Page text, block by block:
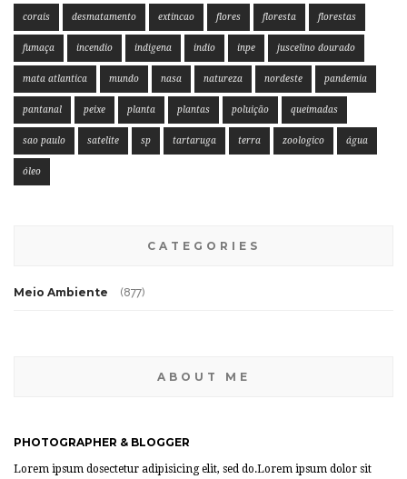
corais desmatamento extincao flores floresta florestas
fumaça incendio indigena indio inpe juscelino dourado
mata atlantica mundo nasa natureza nordeste pandemia
pantanal peixe planta plantas poluição queimadas
sao paulo satelite sp tartaruga terra zoologico água
óleo
CATEGORIES
Meio Ambiente (877)
ABOUT ME
PHOTOGRAPHER & BLOGGER
Lorem ipsum dosectetur adipisicing elit, sed do.Lorem ipsum dolor sit